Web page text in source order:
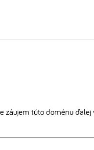
túto doménu ďalej